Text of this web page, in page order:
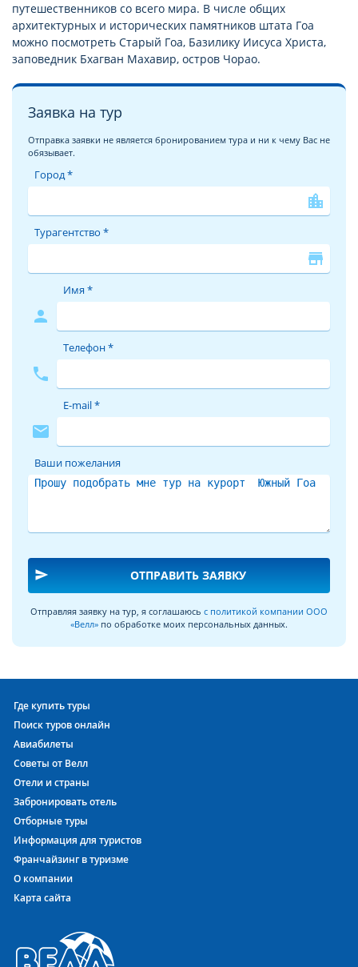
путешественников со всего мира. В числе общих
архитектурных и исторических памятников штата Гоа
можно посмотреть Старый Гоа, Базилику Иисуса Христа,
заповедник Бхагван Махавир, остров Чорао.
Заявка на тур
Отправка заявки не является бронированием тура и ни к чему Вас не
обязывает.
Город *
location_city
Турагентство *
store
person
Имя *
phone
Телефон *
mail
E-mail *
Ваши пожелания
send ОТПРАВИТЬ ЗАЯВКУ
Отправляя заявку на тур, я соглашаюсь с политикой компании ООО
«Велл» по обработке моих персональных данных.
Где купить туры
Поиск туров онлайн
Авиабилеты
Советы от Велл
Отели и страны
Забронировать отель
Отборные туры
Информация для туристов
Франчайзинг в туризме
О компании
Карта сайта